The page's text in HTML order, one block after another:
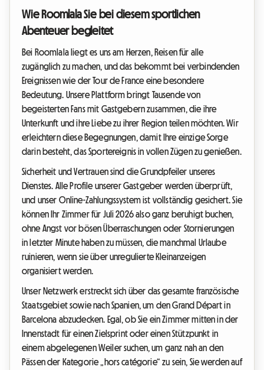
Wie Roomlala Sie bei diesem sportlichen
Abenteuer begleitet
Bei Roomlala liegt es uns am Herzen, Reisen für alle
zugänglich zu machen, und das bekommt bei verbindenden
Ereignissen wie der Tour de France eine besondere
Bedeutung. Unsere Plattform bringt Tausende von
begeisterten Fans mit Gastgebern zusammen, die ihre
Unterkunft und ihre Liebe zu ihrer Region teilen möchten. Wir
erleichtern diese Begegnungen, damit Ihre einzige Sorge
darin besteht, das Sportereignis in vollen Zügen zu genießen.
Sicherheit und Vertrauen sind die Grundpfeiler unseres
Dienstes. Alle Profile unserer Gastgeber werden überprüft,
und unser Online-Zahlungssystem ist vollständig gesichert. Sie
können Ihr Zimmer für Juli 2026 also ganz beruhigt buchen,
ohne Angst vor bösen Überraschungen oder Stornierungen
in letzter Minute haben zu müssen, die manchmal Urlaube
ruinieren, wenn sie über unregulierte Kleinanzeigen
organisiert werden.
Unser Netzwerk erstreckt sich über das gesamte französische
Staatsgebiet sowie nach Spanien, um den Grand Départ in
Barcelona abzudecken. Egal, ob Sie ein Zimmer mitten in der
Innenstadt für einen Zielsprint oder einen Stützpunkt in
einem abgelegenen Weiler suchen, um ganz nah an den
Pässen der Kategorie „hors catégorie“ zu sein, Sie werden auf